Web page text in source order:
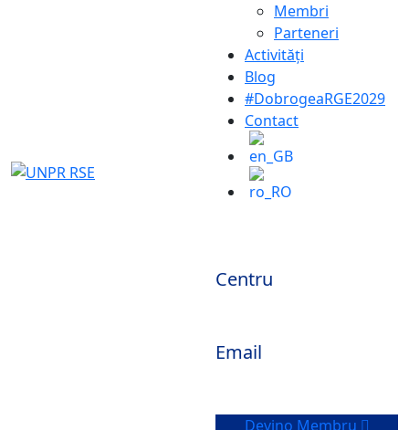
Membri
Parteneri
Activități
Blog
#DobrogeaRGE2029
Contact
Centru
Email
Devino Membru